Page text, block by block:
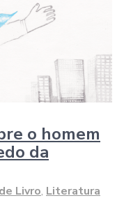
o homem
da
Livro, Literatura